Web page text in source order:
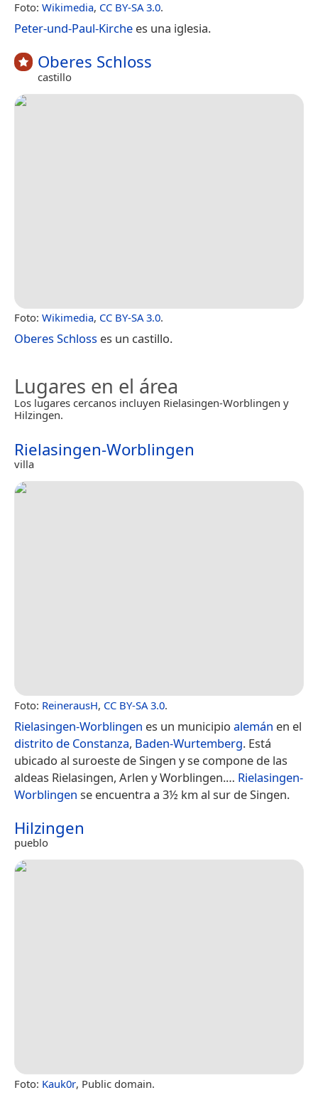
Foto: Wikimedia, CC BY-SA 3.0.
Peter-und-Paul-Kirche es una iglesia.
Oberes Schloss
castillo
Foto: Wikimedia, CC BY-SA 3.0.
Oberes Schloss es un castillo.
Lugares en el área
Los lugares cercanos incluyen Rielasingen-Worblingen y
Hilzingen.
Rielasingen-Worblingen
villa
Foto: ReinerausH, CC BY-SA 3.0.
Rielasingen-Worblingen es un municipio alemán en el
distrito de Constanza, Baden-Wurtemberg. Está
ubicado al suroeste de Singen y se compone de las
aldeas Rielasingen, Arlen y Worblingen.​… Rielasingen-
Worblingen se encuentra a 3½ km al sur de Singen.
Hilzingen
pueblo
Foto: Kauk0r, Public domain.